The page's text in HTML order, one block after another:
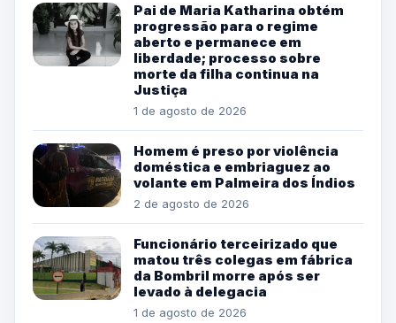
Pai de Maria Katharina obtém
progressão para o regime
aberto e permanece em
liberdade; processo sobre
morte da filha continua na
Justiça
1 de agosto de 2026
Homem é preso por violência
doméstica e embriaguez ao
volante em Palmeira dos Índios
2 de agosto de 2026
Funcionário terceirizado que
matou três colegas em fábrica
da Bombril morre após ser
levado à delegacia
1 de agosto de 2026